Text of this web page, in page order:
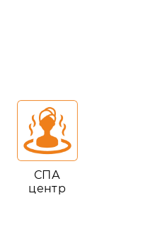
СПА
центр